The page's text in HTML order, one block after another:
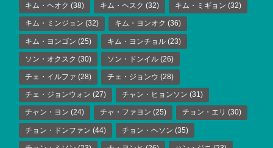
キム・ヘオク (38) キム・ヘスク (32) キム・ミギョン (32)
キム・ミンジョン (32) キム・ヨンオク (36)
キム・ヨンゴン (25) キム・ヨンチョル (23)
ソン・オクスク (30) ソン・ドンイル (26)
チェ・イルファ (28) チェ・ジョンウ (28)
チェ・ジョンウォン (27) チャン・ヒョンソン (31)
チャン・ヨン (24) チャ・ファヨン (25) チョン・エリ (30)
チョン・ドンファン (44) チョン・ヘソン (35)